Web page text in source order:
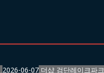
2026-06-07 더샵 검단레이크파크